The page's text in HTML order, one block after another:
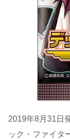
2019年8月31日
ック・ファイタ